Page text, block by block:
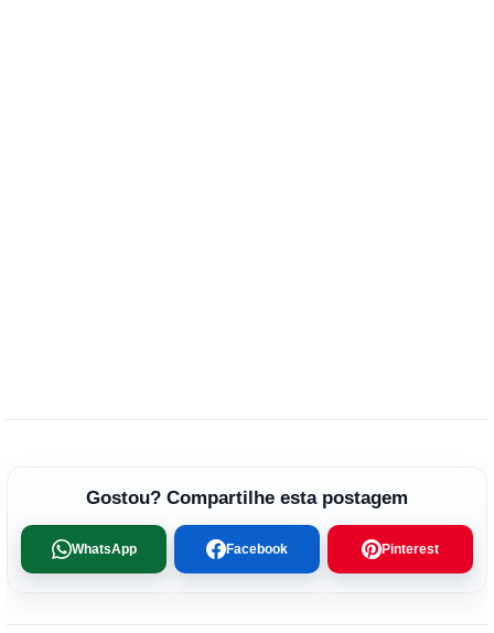
Gostou? Compartilhe esta postagem
WhatsApp Facebook Pinterest